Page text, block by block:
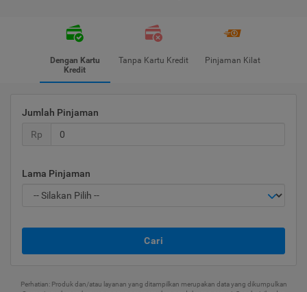
Dengan Kartu
Kredit
Tanpa Kartu Kredit Pinjaman Kilat
Jumlah Pinjaman
Rp
Lama Pinjaman
Cari
Perhatian: Produk dan/atau layanan yang ditampilkan merupakan data yang dikumpulkan